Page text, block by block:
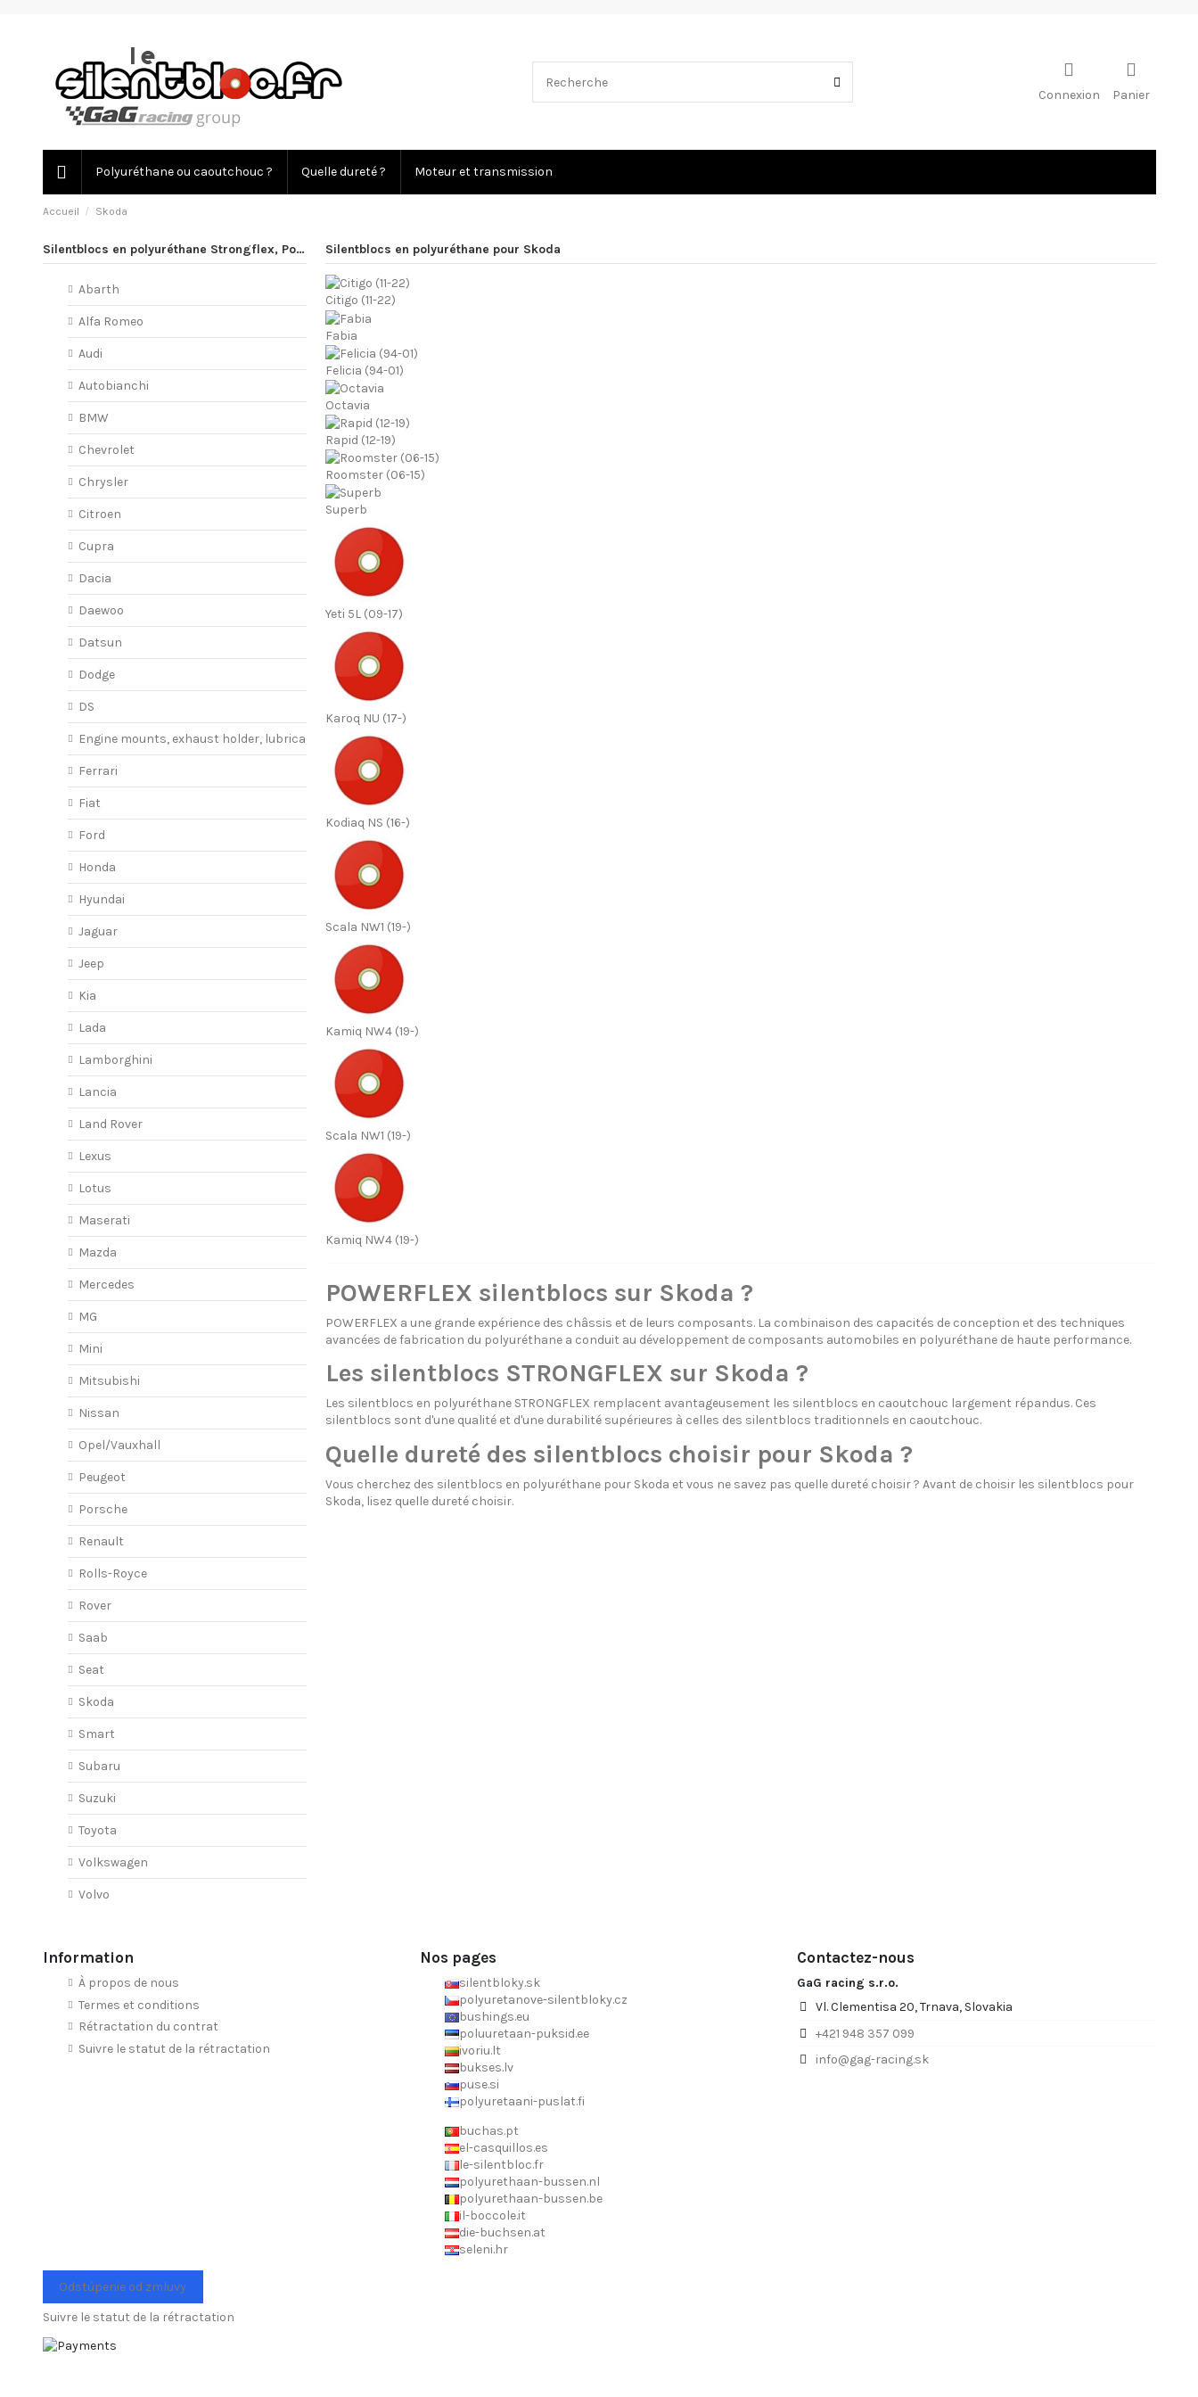
Connexion Panier
Polyuréthane ou caoutchouc ? Quelle dureté ? Moteur et transmission
Accueil Skoda
Silentblocs en polyuréthane pour Skoda
Citigo (11-22)
Fabia
Felicia (94-01)
Octavia
Rapid (12-19)
Roomster (06-15)
Superb
Yeti 5L (09-17)
Karoq NU (17-)
Kodiaq NS (16-)
Scala NW1 (19-)
Kamiq NW4 (19-)
Scala NW1 (19-)
Kamiq NW4 (19-)
POWERFLEX silentblocs sur Skoda ?
POWERFLEX a une grande expérience des châssis et de leurs composants. La combinaison des capacités de conception et des techniques
avancées de fabrication du polyuréthane a conduit au développement de composants automobiles en polyuréthane de haute performance.
Les silentblocs STRONGFLEX sur Skoda ?
Les silentblocs en polyuréthane STRONGFLEX remplacent avantageusement les silentblocs en caoutchouc largement répandus. Ces
silentblocs sont d'une qualité et d'une durabilité supérieures à celles des silentblocs traditionnels en caoutchouc.
Quelle dureté des silentblocs choisir pour Skoda ?
Vous cherchez des silentblocs en polyuréthane pour Skoda et vous ne savez pas quelle dureté choisir ? Avant de choisir les silentblocs pour
Skoda, lisez quelle dureté choisir.
Silentblocs en polyuréthane Strongflex, PowerFlex
Abarth
Alfa Romeo
Audi
Autobianchi
BMW
Chevrolet
Chrysler
Citroen
Cupra
Dacia
Daewoo
Datsun
Dodge
DS
Engine mounts, exhaust holder, lubricant
Ferrari
Fiat
Ford
Honda
Hyundai
Jaguar
Jeep
Kia
Lada
Lamborghini
Lancia
Land Rover
Lexus
Lotus
Maserati
Mazda
Mercedes
MG
Mini
Mitsubishi
Nissan
Opel/Vauxhall
Peugeot
Porsche
Renault
Rolls-Royce
Rover
Saab
Seat
Skoda
Smart
Subaru
Suzuki
Toyota
Volkswagen
Volvo
Information
À propos de nous
Termes et conditions
Rétractation du contrat
Suivre le statut de la rétractation
Nos pages
silentbloky.sk
polyuretanove-silentbloky.cz
bushings.eu
poluuretaan-puksid.ee
ivoriu.lt
bukses.lv
puse.si
polyuretaani-puslat.fi
buchas.pt
el-casquillos.es
le-silentbloc.fr
polyurethaan-bussen.nl
polyurethaan-bussen.be
il-boccole.it
die-buchsen.at
seleni.hr
Contactez-nous
GaG racing s.r.o.
Vl. Clementisa 20, Trnava, Slovakia
+421 948 357 099
info@gag-racing.sk
Odstúpenie od zmluvy
Suivre le statut de la rétractation